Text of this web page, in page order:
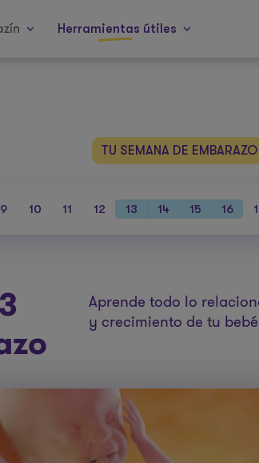
Herramientas útiles
TU SEMANA DE EMBARAZO
9 10 11 12 13 14 15 16
Aprende todo lo
y crecimiento de tu